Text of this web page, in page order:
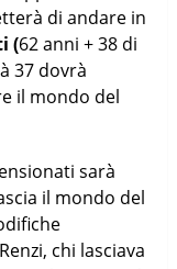
di andare in
(62 anni + 38 di
37 dovrà
il mondo del
sarà
il mondo del
chi lasciava